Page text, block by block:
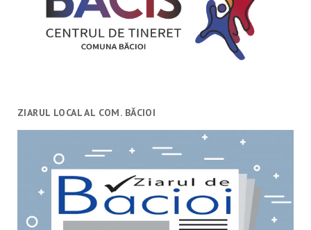
ZIARUL LOCAL AL COM. BĂCIOI